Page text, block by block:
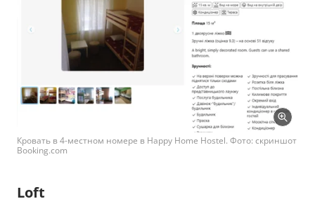
Кровать в 4-местном номере в Happy Home Hostel. Фото: скриншот
Booking.com
Loft